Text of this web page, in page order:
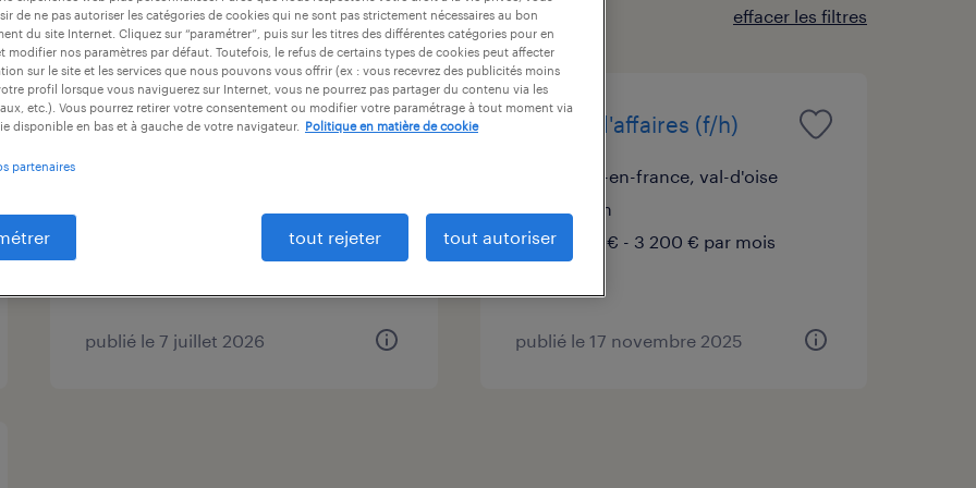
durée du contrat niveau d'expérience effacer les filtres
magasinier cariste (f/h)
publié le 7 juillet 2026
chargé d'affaires (f/h)
roissy-en-france, val-d'oise
intérim
2 900 € - 3 200 € par mois
publié le 17 novembre 2025
de ne pas autoriser les catégories de cookies qui ne sont pas strictement nécessaires au bon
du site Internet. Cliquez sur “paramétrer”, puis sur les titres des différentes catégories pour en
modifier nos paramètres par défaut. Toutefois, le refus de certains types de cookies peut affecter
sur le site et les services que nous pouvons vous offrir (ex : vous recevrez des publicités moins
profil lorsque vous naviguerez sur Internet, vous ne pourrez pas partager du contenu via les
etc.). Vous pourrez retirer votre consentement ou modifier votre paramétrage à tout moment via
disponible en bas et à gauche de votre navigateur.
Politique en matière de cookie
partenaires
tout rejeter tout autoriser